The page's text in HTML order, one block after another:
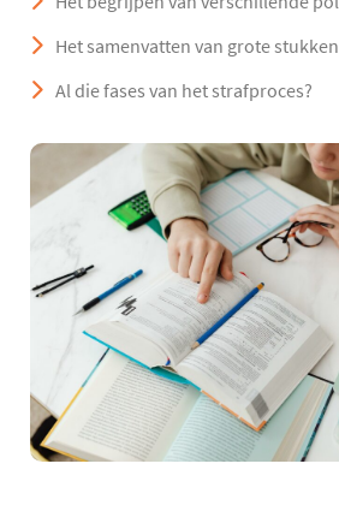
Het samenvatten van grote
Al die fases van het strafproces?